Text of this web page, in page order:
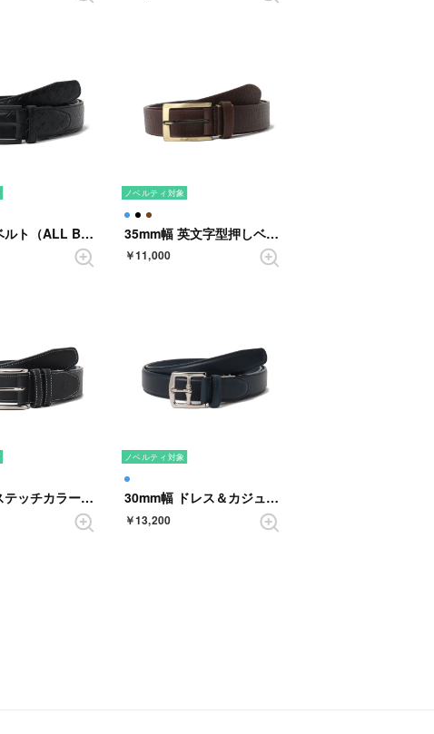
35mm幅 ベルト（ALL BLACK QUILT） （BLACK）
ノベルティ対象
35mm幅 英文字型押しベルト （DARKBROWN）
￥11,000
33mm幅 ステッチカラーベルト （BLACK）
ノベルティ対象
30mm幅 ドレス＆カジュアルベルト （NAVY）
￥13,200